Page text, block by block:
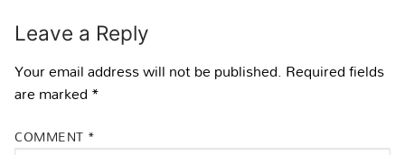
Leave a Reply
Your email address will not be published. Required fields
are marked*
COMMENT *